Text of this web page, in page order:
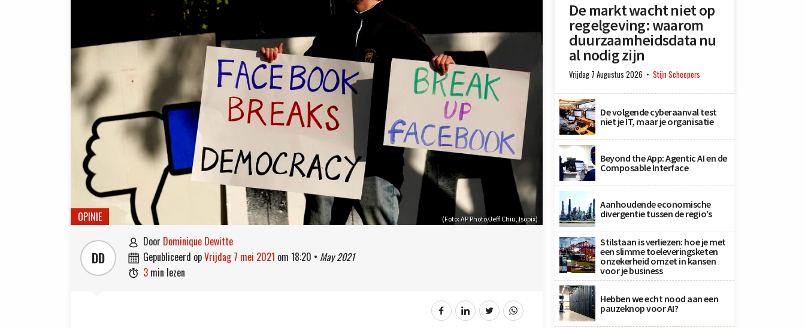
(Foto: AP Photo/Jeff Chiu, Isopix)
OPINIE
DD
 door Dominique Dewitte
 gepubliceerd op vrijdag 7 mei 2021 om 18:20 • May 2021
 3 min lezen
De markt wacht niet op
regelgeving: waarom
duurzaamheidsdata nu
al nodig zijn
Vrijdag 7 Augustus 2026 Stijn Scheepers
De volgende cyberaanval test
niet je IT, maar je organisatie
Beyond the App: Agentic AI en de
Composable Interface
Aanhoudende economische
divergentie tussen de regio’s
Stilstaan is verliezen: hoe je met
een slimme toeleveringsketen
onzekerheid omzet in kansen
voor je business
Hebben we echt nood aan een
pauzeknop voor AI?